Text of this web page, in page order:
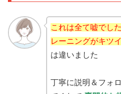
これは全て嘘でし
レーニングがキツ
は違いました
丁寧に説明＆フォ